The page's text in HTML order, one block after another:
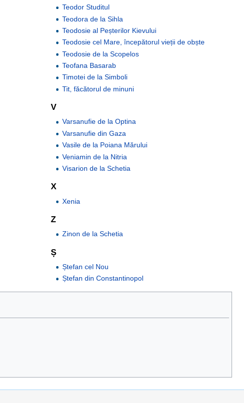
Teodor Studitul
Teodora de la Sihla
Teodosie al Peșterilor Kievului
Teodosie cel Mare, începătorul vieții de obște
Teodosie de la Scopelos
Teofana Basarab
Timotei de la Simboli
Tit, făcătorul de minuni
V
Varsanufie de la Optina
Varsanufie din Gaza
Vasile de la Poiana Mărului
Veniamin de la Nitria
Visarion de la Schetia
X
Xenia
Z
Zinon de la Schetia
Ș
Ștefan cel Nou
Ștefan din Constantinopol